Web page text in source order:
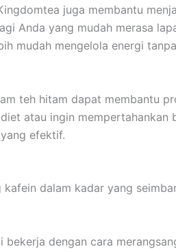
juga membantu
Anda yang mudah merasa
mudah mengelola energi
teh hitam dapat membantu
atau ingin
efektif.
dalam kadar yang
bekerja dengan cara